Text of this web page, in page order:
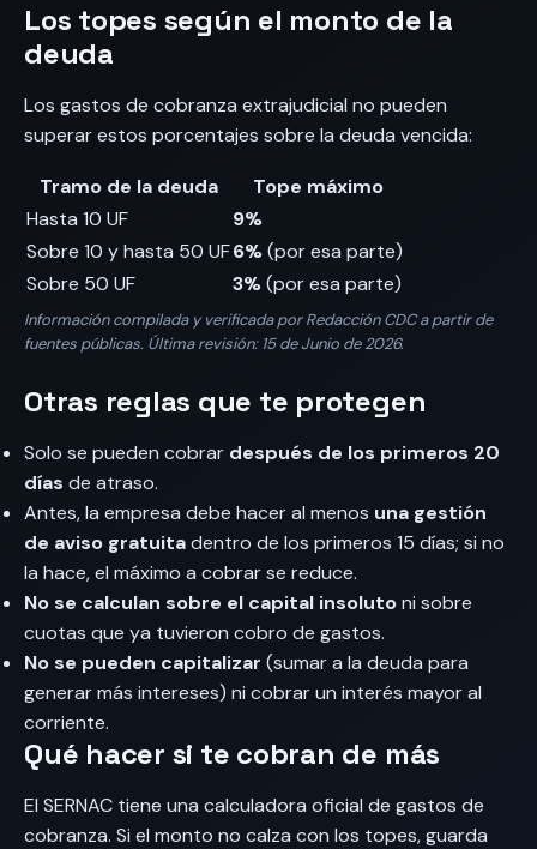
Los topes según el monto de la
deuda
Los gastos de cobranza extrajudicial no pueden
superar estos porcentajes sobre la deuda vencida:
Tramo de la deuda
Tope máximo
Hasta 10 UF
9%
Sobre 10 y hasta 50 UF6%(por esa parte)
Sobre 50 UF
3%(por esa parte)
Información compilada y verificada por Redacción CDC a partir de
fuentes públicas. Última revisión: 15 de Junio de 2026.
Otras reglas que te protegen
Solo se pueden cobrar después de los primeros 20
días de atraso.
Antes, la empresa debe hacer al menos una gestión
de aviso gratuitadentro de los primeros 15 días; si no
la hace, el máximo a cobrar se reduce.
No se calculan sobre el capital insolutoni sobre
cuotas que ya tuvieron cobro de gastos.
No se pueden capitalizar (sumar a la deuda para
generar más intereses) ni cobrar un interés mayor al
corriente.
Qué hacer si te cobran de más
El SERNAC tiene una calculadora oficial de gastos de
cobranza. Si el monto no calza con los topes, guarda